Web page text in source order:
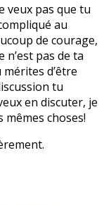
veux pas que tu
au
de courage,
n’est pas de ta
d’être
tu
en discuter, je
mêmes choses!